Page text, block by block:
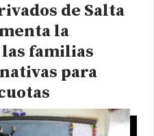
de Salta
la
familias
para